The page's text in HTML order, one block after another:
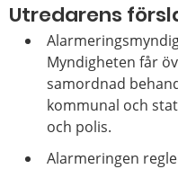
Utredarens
Myndigheten får
samordnad
kommunal och
och polis.
Alarmeringen